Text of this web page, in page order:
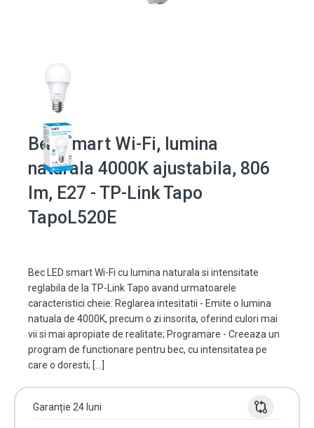
Bec smart Wi-Fi, lumina
naturala 4000K ajustabila, 806
lm, E27 - TP-Link Tapo
TapoL520E
Bec LED smart Wi-Fi cu lumina naturala si intensitate
reglabila de la TP-Link Tapo avand urmatoarele
caracteristici cheie: Reglarea intesitatii - Emite o lumina
natuala de 4000K, precum o zi insorita, oferind culori mai
vii si mai apropiate de realitate; Programare - Creeaza un
program de functionare pentru bec, cu intensitatea pe
care o doresti; […]
Garanție 24 luni